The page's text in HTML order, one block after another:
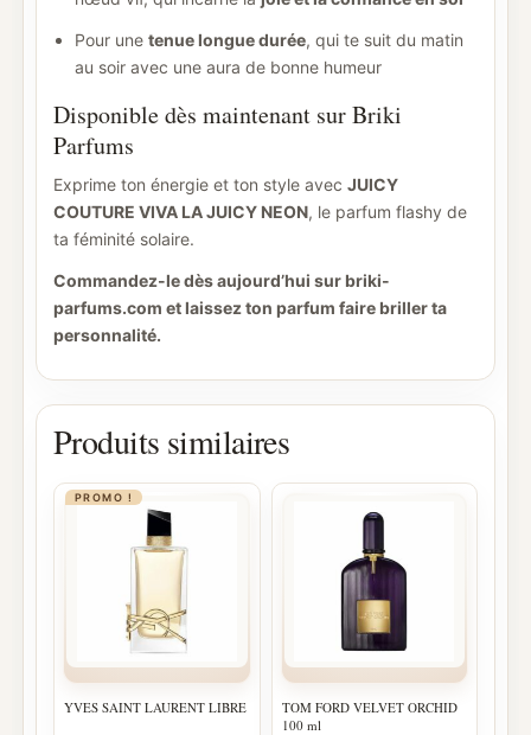
Pour une tenue longue durée, qui te suit du matin
au soir avec une aura de bonne humeur
Disponible dès maintenant sur Briki
Parfums
Exprime ton énergie et ton style avec JUICY
COUTURE VIVA LA JUICY NEON, le parfum flashy de
ta féminité solaire.
Commandez-le dès aujourd’hui sur briki-
parfums.com et laissez ton parfum faire briller ta
personnalité.
Produits similaires
PROMO !
YVES SAINT LAURENT LIBRE
TOM FORD VELVET ORCHID
100 ml